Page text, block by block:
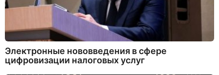
Электронные нововведения в сфере
цифровизации налоговых услуг